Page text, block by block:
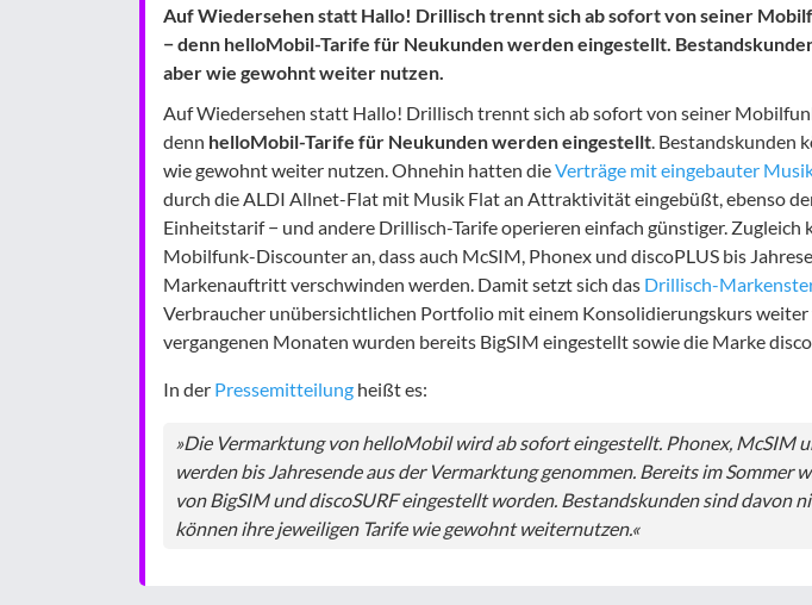
Auf Wiedersehen statt Hallo! Drillisch trennt sich ab sofort von seiner
− denn helloMobil-Tarife für Neukunden werden eingestellt.
aber wie gewohnt weiter nutzen.
Auf Wiedersehen statt Hallo! Drillisch trennt sich ab sofort von seiner
denn helloMobil-Tarife für Neukunden werden eingestellt. Bestandskunden
wie gewohnt weiter nutzen. Ohnehin hatten dieVerträge mit eingebauter
durch die ALDI Allnet-Flat mit Musik Flat an Attraktivität eingebüßt, ebenso
Einheitstarif − und andere Drillisch-Tarife operieren einfach günstiger. Zugleich
Mobilfunk-Discounter an, dass auch McSIM, Phonex und discoPLUS bis
Markenauftritt verschwinden werden. Damit setzt sich das Drillisch-
Verbraucher unübersichtlichen Portfolio mit einem Konsolidierungskurs
vergangenen Monaten wurden bereits BigSIM eingestellt sowie die Marke
In der Pressemitteilung heißt es:
»Die Vermarktung von helloMobil wird ab sofort eingestellt. Phonex, McSIM
werden bis Jahresende aus der Vermarktung genommen. Bereits im Sommer
von BigSIM und discoSURF eingestellt worden. Bestandskunden sind davon
können ihre jeweiligen Tarife wie gewohnt weiternutzen.«